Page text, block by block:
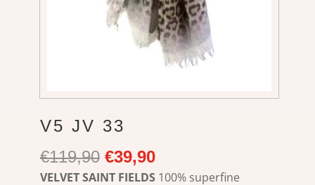
V5 JV 33
€119,90 Ursprünglicher
Preis
€39,90Aktueller
Preis
VELVET SAINT FIELDS 100% superfine